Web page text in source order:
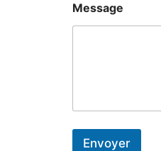
Message
Envoyer